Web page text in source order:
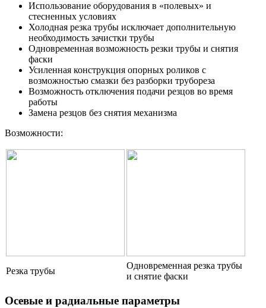
Использование оборудования в «полевых» и
стесненных условиях
Холодная резка трубы исключает дополнительную
необходимость зачистки трубы
Одновременная возможность резки трубы и снятия
фаски
Усиленная конструкция опорных роликов с
возможностью смазки без разборки трубореза
Возможность отключения подачи резцов во время
работы
Замена резцов без снятия механизма
Возможности:
Резка трубы
Одновременная резка трубы
и снятие фаски
Осевые и радиальные параметры